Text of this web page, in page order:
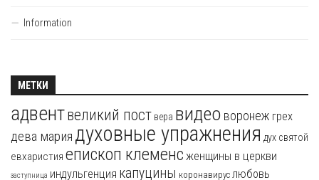
Information
МЕТКИ
адвентвеликий пост вера видео воронеж грех
дева мария духовные упражнения дух святой
евхаристия епископ клеменс женщины в церкви
заступница индульгенция капуцины коронавирус любовь